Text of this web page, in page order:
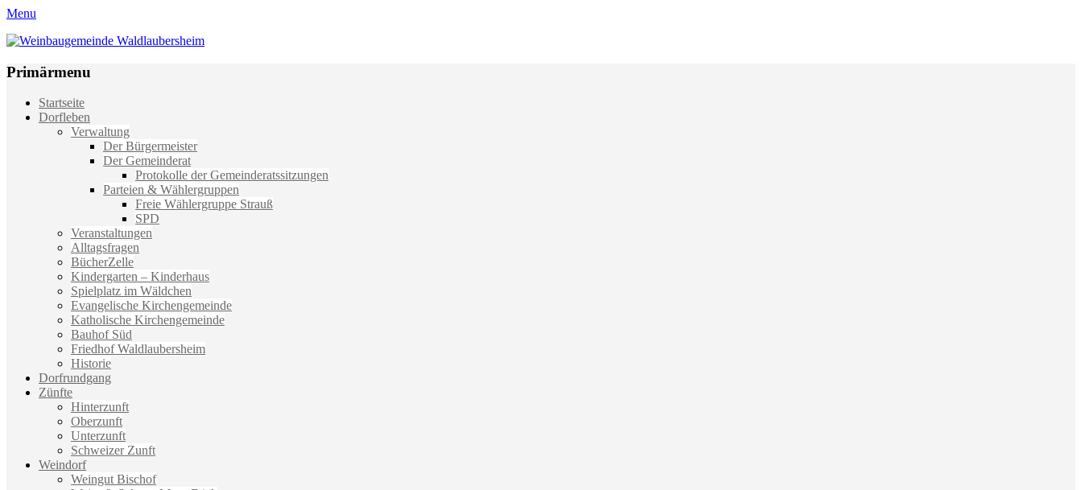
Menu
Weinbaugemeinde Waldlaubersheim
Primärmenu
Weiter
zum
Startseite
Dorfleben
Verwaltung
Der Bürgermeister
Der Gemeinderat
Protokolle der Gemeinderatssitzungen
Parteien & Wählergruppen
Freie Wählergruppe Strauß
SPD
Veranstaltungen
Alltagsfragen
BücherZelle
Kindergarten – Kinderhaus
Spielplatz im Wäldchen
Evangelische Kirchengemeinde
Katholische Kirchengemeinde
Bauhof Süd
Friedhof Waldlaubersheim
Historie
Dorfrundgang
Zünfte
Hinterzunft
Oberzunft
Unterzunft
Schweizer Zunft
Weindorf
Weingut Bischof